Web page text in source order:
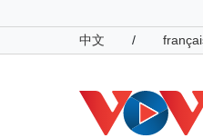
中文
/